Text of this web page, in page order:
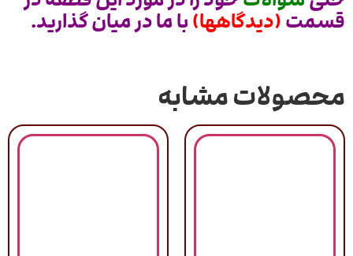
قسمت(دیدگاهها)با ما در میان گذارید.
محصولات مشابه